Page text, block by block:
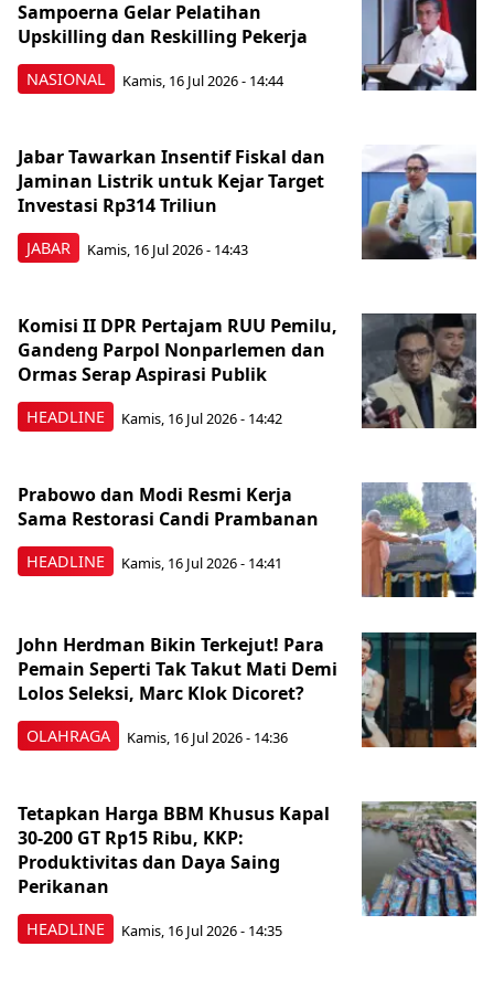
NASIONAL
Sampoerna Gelar Pelatihan
Upskilling dan Reskilling Pekerja
Kamis, 16 Jul 2026 - 14:44
JABAR
Jabar Tawarkan Insentif Fiskal dan
Jaminan Listrik untuk Kejar Target
Investasi Rp314 Triliun
Kamis, 16 Jul 2026 - 14:43
HEADLINE
Komisi II DPR Pertajam RUU Pemilu,
Gandeng Parpol Nonparlemen dan
Ormas Serap Aspirasi Publik
Kamis, 16 Jul 2026 - 14:42
HEADLINE
Prabowo dan Modi Resmi Kerja
Sama Restorasi Candi Prambanan
Kamis, 16 Jul 2026 - 14:41
OLAHRAGA
John Herdman Bikin Terkejut! Para
Pemain Seperti Tak Takut Mati Demi
Lolos Seleksi, Marc Klok Dicoret?
Kamis, 16 Jul 2026 - 14:36
HEADLINE
Tetapkan Harga BBM Khusus Kapal
30-200 GT Rp15 Ribu, KKP:
Produktivitas dan Daya Saing
Perikanan
Kamis, 16 Jul 2026 - 14:35